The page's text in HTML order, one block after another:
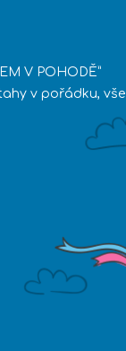
V POHODĚ”
v pořádku, vše